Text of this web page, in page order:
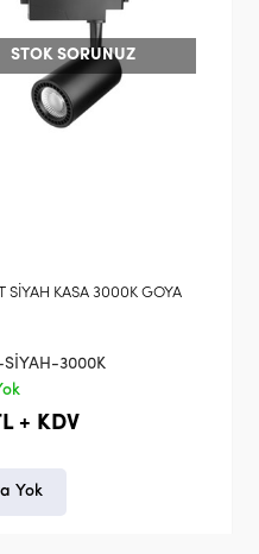
STOK SORUNUZ
SİYAH KASA 3000K GOYA
3000K
+ KDV
Yok